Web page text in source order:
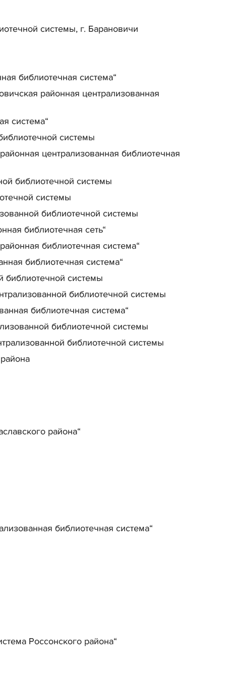
системы, г. Барановичи
библиотечная система“
районная централизованная
система“
системы
централизованная библиотечная
библиотечной системы
системы
библиотечной системы
библиотечная сеть“
библиотечная система“
библиотечная система“
библиотечной системы
библиотечной системы
библиотечная система“
библиотечной системы
библиотечной системы
района“
библиотечная система“
Россонского района“